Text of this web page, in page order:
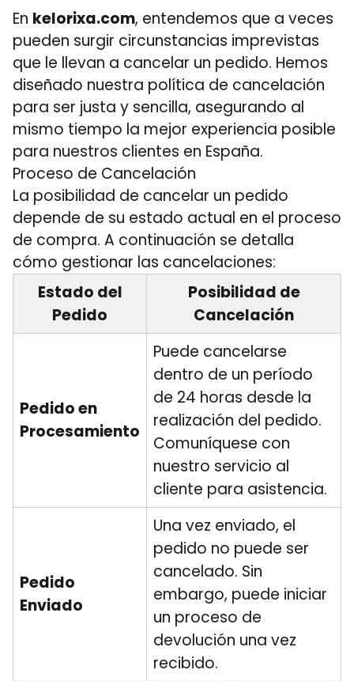
En kelorixa.com, entendemos que a veces
pueden surgir circunstancias imprevistas
que le llevan a cancelar un pedido. Hemos
diseñado nuestra política de cancelación
para ser justa y sencilla, asegurando al
mismo tiempo la mejor experiencia posible
para nuestros clientes en España.
Proceso de Cancelación
La posibilidad de cancelar un pedido
depende de su estado actual en el proceso
de compra. A continuación se detalla
cómo gestionar las cancelaciones:
Estado del
Pedido
Posibilidad de
Cancelación
Pedido en
Procesamiento
Puede cancelarse
dentro de un período
de 24 horas desde la
realización del pedido.
Comuníquese con
nuestro servicio al
cliente para asistencia.
Pedido
Enviado
Una vez enviado, el
pedido no puede ser
cancelado. Sin
embargo, puede iniciar
un proceso de
devolución una vez
recibido.